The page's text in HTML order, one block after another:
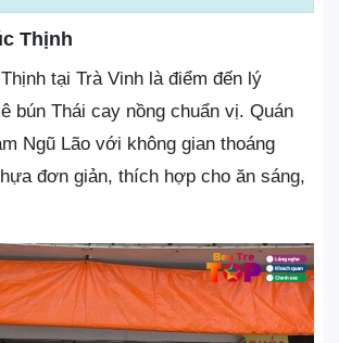
Thịnh
tại Trà Vinh là điểm đến lý
bún Thái cay nồng chuẩn vị. Quán
Ngũ Lão với không gian thoáng
đơn giản, thích hợp cho ăn sáng,